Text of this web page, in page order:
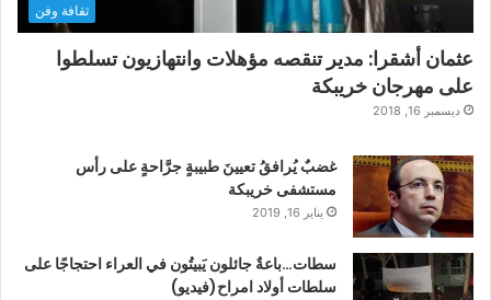
ثقافة وفن
عثمان أشقرا: مدير تنقصه مؤهلات وانتهازيون تسلطوا
على مهرجان خريبكة
ديسمبر 16, 2018
غضبٌ يُرافقُ تعيينَ طبيبةٍ جرَّاحةٍ على رأس
مستشفى خريبكة
يناير 16, 2019
سطات…باعةٌ جائلون يَبيتُون في العراء احتجاجًا على
سلطات أولاد امراح(فيديو)